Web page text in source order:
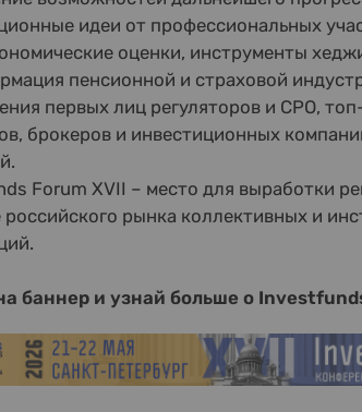
идеи от профессиональных
оценки, инструменты
пенсионной и страховой
первых лиц регуляторов и СРО,
брокеров и инвестиционных
Forum XVII – место для выработки
рынка коллективных и
баннер и узнай больше о